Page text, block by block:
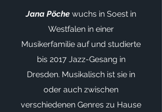
Jana Pöche wuchs in Soest in
Westfalen in einer
Musikerfamilie auf und studierte
bis 2017 Jazz-Gesang in
Dresden. Musikalisch ist sie in
oder auch zwischen
verschiedenen Genres zu Hause